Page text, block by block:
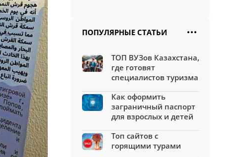
ПОПУЛЯРНЫЕ СТАТЬИ
ТОП ВУЗов Казахстана,
где готовят
специалистов туризма
Как оформить
заграничный паспорт
для взрослых и детей
Топ сайтов с
горящими турами